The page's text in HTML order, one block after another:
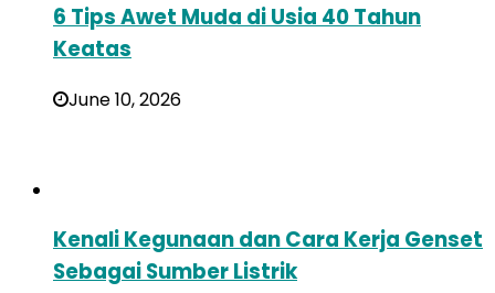
6 Tips Awet Muda di Usia 40 Tahun
Keatas
June 10, 2026
Kenali Kegunaan dan Cara Kerja Genset
Sebagai Sumber Listrik